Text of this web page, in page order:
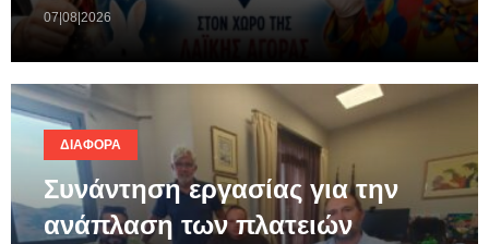
07|08|2026
ΔΙΆΦΟΡΑ
Συνάντηση εργασίας για την
ανάπλαση των πλατειών